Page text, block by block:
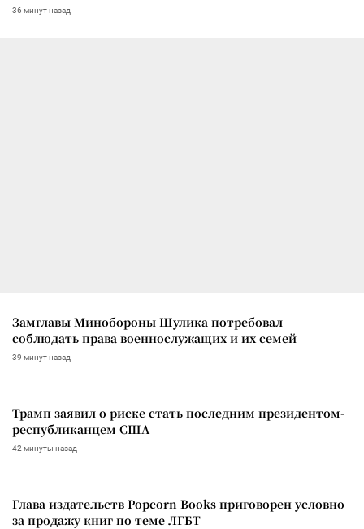
36 минут назад
Замглавы Минобороны Шулика потребовал
соблюдать права военнослужащих и их семей
39 минут назад
Трамп заявил о риске стать последним президентом-
республиканцем США
42 минуты назад
Глава издательств Popcorn Books приговорен условно
за продажу книг по теме ЛГБТ